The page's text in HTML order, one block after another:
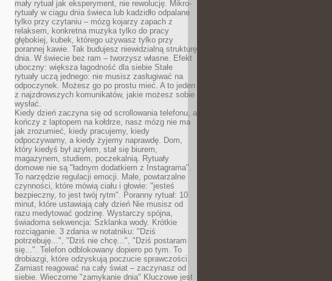
mały rytuał jak eksperyment, nie rewolucję. Mikro-
rytuały w ciągu dnia świeca lub kadzidło odpalane
tylko przy czytaniu – mózg kojarzy zapach z
relaksem, konkretna muzyka tylko do pracy
głębokiej, kubek, którego używasz tylko przy
porannej kawie. Tak budujesz niewidzialną strukturę
dnia. W świecie bez ram – tworzysz własne. Efekt
uboczny: większa łagodność dla siebie Stałe
rytuały uczą jednego: nie musisz zasługiwać na
odpoczynek. Możesz go po prostu mieć. A to jeden
z najzdrowszych komunikatów, jakie możesz sobie
wysłać.
Kiedy dzień zaczyna się od scrollowania telefonu, a
kończy z laptopem na kołdrze, nasz mózg nie ma
jak zrozumieć, kiedy pracujemy, kiedy
odpoczywamy, a kiedy żyjemy naprawdę. Dom,
który kiedyś był azylem, stał się biurem,
magazynem, studiem, poczekalnią. Rytuały
domowe nie są "ładnym dodatkiem z Instagrama".
To narzędzie regulacji emocji. Małe, powtarzalne
czynności, które mówią ciału i głowie: "jesteś
bezpieczny, to jest twój rytm". Poranny rytuał: 10
minut, które ustawiają cały dzień Nie musisz od
razu medytować godzinę. Wystarczy spójna,
świadoma sekwencja: Szklanka wody. Krótkie
rozciąganie. 3 zdania w notatniku: "Dziś
potrzebuję...", "Dziś nie chcę...", "Dziś postaram
się...". Telefon odblokowany dopiero po tym. To
drobiazgi, które odzyskują poczucie sprawczości.
Zamiast reagować na cały świat – zaczynasz od
siebie. Wieczorne "zamykanie dnia" Kluczowe jest